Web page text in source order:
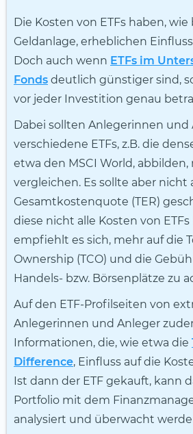
Die Kosten von ETFs haben, wie
Geldanlage, erheblichen
Doch auch wenn ETFs im
Fonds deutlich günstiger sind,
vor jeder Investition genau
Dabei sollten Anlegerinnen und
verschiedene ETFs, z.B. die
etwa den MSCI World,
vergleichen. Es sollte aber nicht
Gesamtkostenquote (TER)
diese nicht alle Kosten von
empfiehlt es sich, mehr auf die
Ownership (TCO) und die
Handels- bzw. Börsenplätze zu
Auf den ETF-Profilseiten von
Anlegerinnen und Anleger
Informationen, die, wie etwa die
Difference, Einfluss auf die
Ist dann der ETF gekauft, kann
Portfolio mit dem
analysiert und überwacht